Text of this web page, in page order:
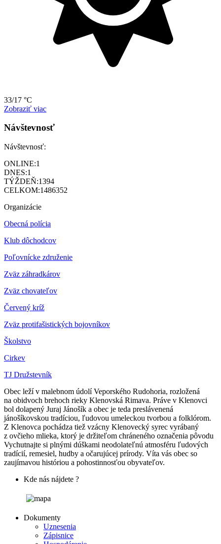
33/17 °C
Zobraziť viac
Návštevnosť
Návštevnosť:
ONLINE:1
DNES:1
TÝŽDEŇ:1394
CELKOM:1486352
Organizácie
Obecná polícia
Klub dôchodcov
Poľovnícke združenie
Zväz záhradkárov
Zväz chovateľov
Červený kríž
Zväz protifašistických bojovníkov
Školstvo
Cirkev
TJ Družstevník
Obec leží v malebnom údolí Veporského Rudohoria, rozložená
na obidvoch brehoch rieky Klenovská Rimava. Práve v Klenovci
bol dolapený Juraj Jánošík a obec je teda preslávenená
jánošíkovskou tradíciou, ľudovou umeleckou tvorbou a folklórom.
Z Klenovca pochádza tiež vzácny Klenovecký syrec vyrábaný
z ovčieho mlieka, ktorý je držiteľom chráneného označenia pôvodu
Vychutnajte si plnými dúškami neodolateľnú atmosféru ľudových
tradícií, remesiel, hudby a očarujúcej prírody. Víta vás obec so
zaujímavou históriou a pohostinnosťou obyvateľov.
Kde nás nájdete ?
Dokumenty
Uznesenia
Zápisnice